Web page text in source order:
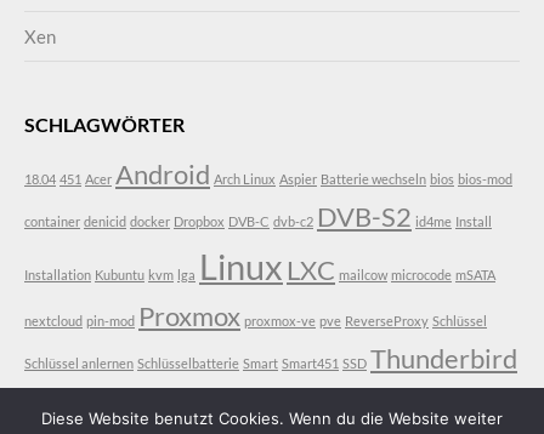
Xen
SCHLAGWÖRTER
18.04 451 Acer Android Arch Linux Aspier Batterie wechseln bios bios-mod
container denicid docker Dropbox DVB-C dvb-c2 DVB-S2 id4me Install
Installation Kubuntu kvm lga Linux LXC mailcow microcode mSATA
nextcloud pin-mod Proxmox proxmox-ve pve ReverseProxy Schlüssel
Schlüssel anlernen Schlüsselbatterie Smart Smart451 SSD Thunderbird
Diese Website benutzt Cookies. Wenn du die Website weiter